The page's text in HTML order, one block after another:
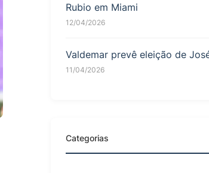
Rubio em Miami
12/04/2026
Valdemar prevê eleição de
11/04/2026
Categorias